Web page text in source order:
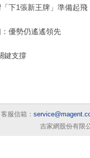
下1張新王牌」準備起飛
優勢仍遙遙領先
鍵支撐
客服信箱：
吉家網股份有限